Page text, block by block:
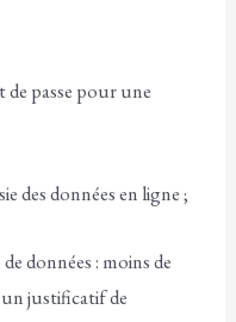
passe pour une
des données en ligne ;
données : moins de
justificatif de